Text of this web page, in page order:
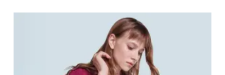
Fascia
di
prezzo:
da
5,15 €
a